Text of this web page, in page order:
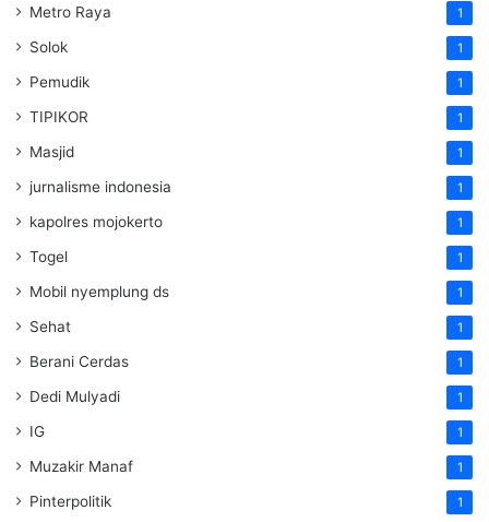
Metro Raya 1
Solok 1
Pemudik 1
TIPIKOR 1
Masjid 1
jurnalisme indonesia 1
kapolres mojokerto 1
Togel 1
Mobil nyemplung ds 1
Sehat 1
Berani Cerdas 1
Dedi Mulyadi 1
IG 1
Muzakir Manaf 1
Pinterpolitik 1